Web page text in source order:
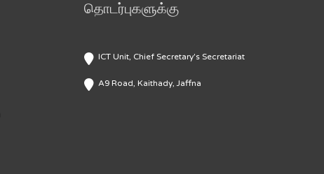
தொடர்புகளுக்கு
ICT Unit, Chief Secretary's Secretariat
A9 Road, Kaithady, Jaffna